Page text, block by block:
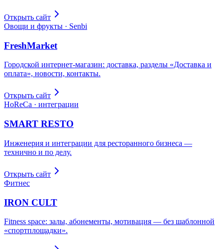
Открыть сайт
Овощи и фрукты · Senbi
FreshMarket
Городской интернет-магазин: доставка, разделы «Доставка и
оплата», новости, контакты.
Открыть сайт
HoReCa · интеграции
SMART RESTO
Инженерия и интеграции для ресторанного бизнеса —
технично и по делу.
Открыть сайт
Фитнес
IRON CULT
Fitness space: залы, абонементы, мотивация — без шаблонной
«спортплощадки».